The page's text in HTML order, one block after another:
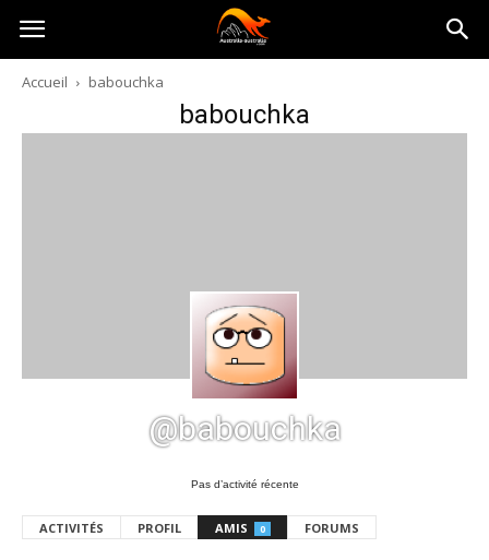
Australia-
australie.com
Accueil babouchka
babouchka
@babouchka
Pas d’activité récente
ACTIVITÉS PROFIL AMIS 0 FORUMS